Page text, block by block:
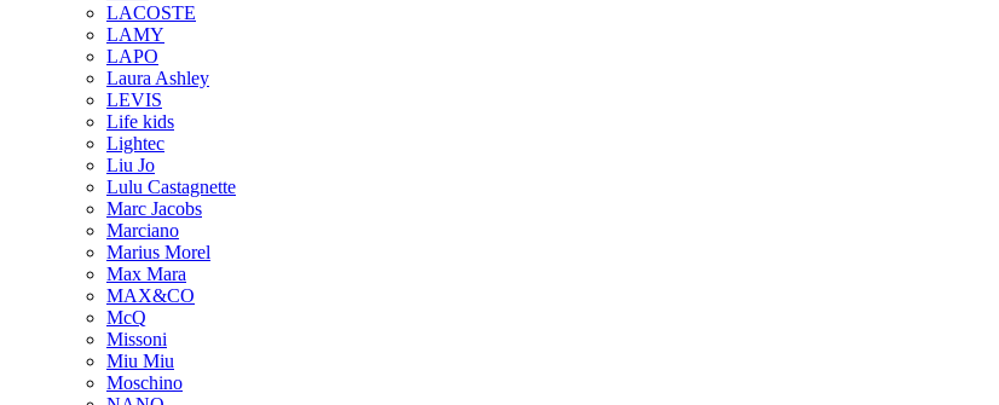
LACOSTE
LAMY
LAPO
Laura Ashley
LEVIS
Life kids
Lightec
Liu Jo
Lulu Castagnette
Marc Jacobs
Marciano
Marius Morel
Max Mara
MAX&CO
McQ
Missoni
Miu Miu
Moschino